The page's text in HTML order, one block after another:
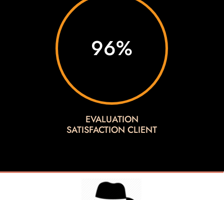
96%
EVALUATION
SATISFACTION CLIENT